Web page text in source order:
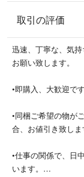
取引の評価
迅速、丁寧な、気
お願い致します。
•即購入、大歓迎で
•同梱ご希望の物が
合、お値引き致しま
•仕事の関係で、日
います。